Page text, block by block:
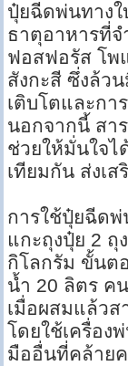
ปุ๋ยฉีดพ่นทางใ
ธาตุอาหารที่จ
ฟอสฟอรัส โพ
สังกะสี ซึ่งล้ว
เติบโตและกา
นอกจากนี้ สา
ช่วยให้มั่นใจไ
เทียมกัน ส่งเ
การใช้ปุ๋ยฉีดพ่
แกะถุงปุ๋ย 2
กิโลกรัม ขั้นต
น้ำ 20 ลิตร ค
เมื่อผสมแล้วส
โดยใช้เครื่อง
มืออื่นที่คล้าย